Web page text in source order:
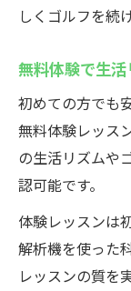
しくゴルフを続
無料体験で生
初めての方でも
無料体験レッス
の生活リズムや
認可能です。
体験レッスンは
解析機を使った
レッスンの質を